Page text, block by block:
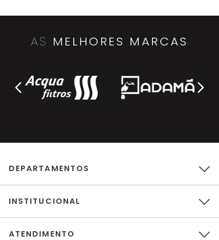
AS MELHORES MARCAS
DEPARTAMENTOS
INSTITUCIONAL
ATENDIMENTO